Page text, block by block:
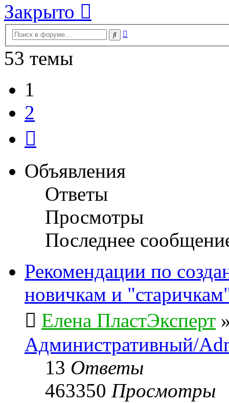
Закрыто
Поиск
53 темы
1
2
Объявления
Ответы
Просмотры
Последнее
Рекомендации по
новичкам и
Елена ПластЭксперт
Административный/
13 Ответы
463350 Просмотры